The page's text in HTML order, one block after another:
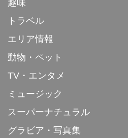
趣味
トラベル
エリア情報
動物・ペット
TV・エンタメ
ミュージック
スーパーナチュラル
グラビア・写真集